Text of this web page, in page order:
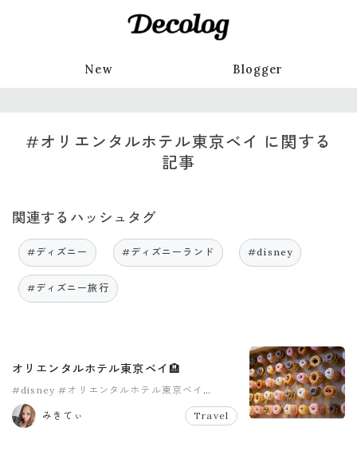
New Blogger
#オリエンタルホテル東京ベイ に関する
記事
関連するハッシュタグ
#ディズニー #ディズニーランド #disney
#ディズニー旅行
オリエンタルホテル東京ベイ🏨
#disney #オリエンタルホテル東京ベイ
#ディズニー
#ディズニー旅行
みきてぃ Travel